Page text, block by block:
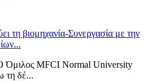
τη βιομηχανία-Συνεργασία με την
Όμιλος MFCI Normal University
τη δέ...